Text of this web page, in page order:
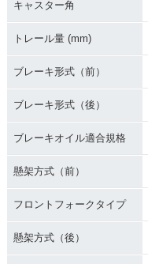
キャスター角
トレール量 (mm)
ブレーキ形式（前）
ブレーキ形式（後）
ブレーキオイル適合規格
懸架方式（前）
フロントフォークタイプ
懸架方式（後）